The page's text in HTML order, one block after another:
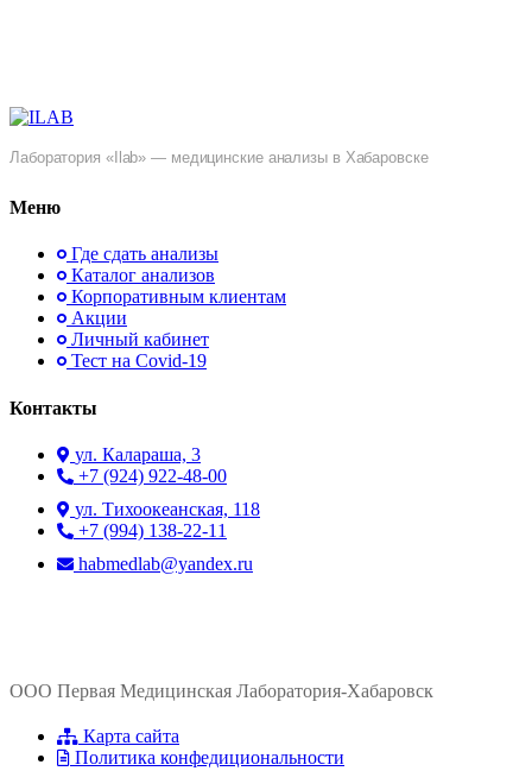
Лаборатория «Ilab» — медицинские анализы в Хабаровске
Меню
Где сдать анализы
Каталог анализов
Корпоративным клиентам
Акции
Личный кабинет
Тест на Covid-19
Контакты
ул. ​Калараша, 3
+7 (924) 922-48-00
ул. ​Тихоокеанская, 118
+7 (994) 138-22-11
habmedlab@yandex.ru
ООО Первая Медицинская Лаборатория-Хабаровск
Карта сайта
Политика конфедициональности